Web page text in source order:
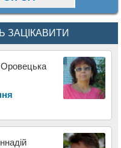
ЗАЦІКАВИТИ
Оровецька